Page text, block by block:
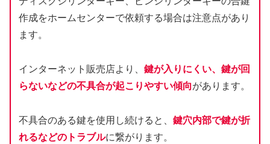
作成をホームセンターで依頼する場合は注意点があり
ます。
インターネット販売店より、 鍵が入りにくい、鍵が回
らないなどの不具合が起こりやすい傾向があります。
不具合のある鍵を使用し続けると、 鍵穴内部で鍵が折
れるなどのトラブルに繋がります。